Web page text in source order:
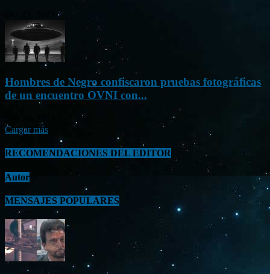
Hombres de Negro confiscaron pruebas fotográficas
de un encuentro OVNI con...
Cargar más
RECOMENDACIONES DEL EDITOR
Autor
MENSAJES POPULARES